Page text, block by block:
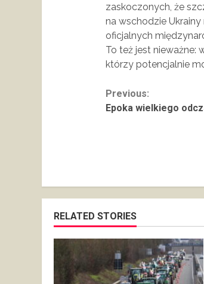
zaskoczonych, że
na wschodzie
oficjalnych
To też jest nieważne:
którzy potencjalnie
Continue
Previous:
Epoka wielkiego
RELATED STORIES